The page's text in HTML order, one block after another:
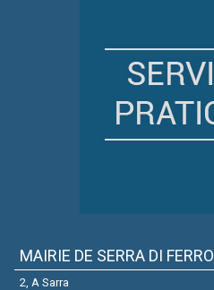
MAIRIE DE SERRA DI FERRO
2, A Sarra